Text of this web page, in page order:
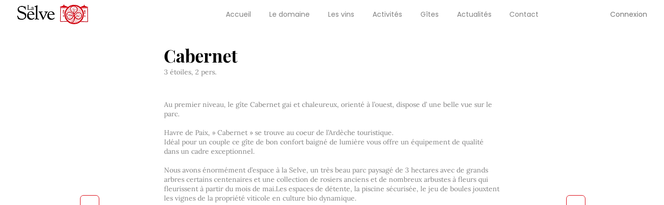
Accueil Le domaine Les vins Activités Gîtes Actualités Contact Connexion
Cabernet
3 étoiles, 2 pers.
Au premier niveau, le gîte Cabernet gai et chaleureux, orienté à l’ouest, dispose d’ une belle vue sur le
parc.
Havre de Paix, » Cabernet » se trouve au coeur de l’Ardèche touristique.
Idéal pour un couple ce gîte de bon confort baigné de lumière vous offre un équipement de qualité
dans un cadre exceptionnel.
Nous avons énormément d’espace à la Selve, un très beau parc paysagé de 3 hectares avec de grands
arbres certains centenaires et une collection de rosiers anciens et de nombreux arbustes à fleurs qui
fleurissent à partir du mois de mai.Les espaces de détente, la piscine sécurisée, le jeu de boules jouxtent
les vignes de la propriété viticole en culture bio dynamique.